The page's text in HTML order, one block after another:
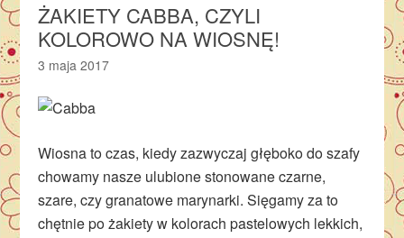
ŻAKIETY CABBA, CZYLI
KOLOROWO NA WIOSNĘ!
3 maja 2017
Wiosna to czas, kiedy zazwyczaj głęboko do szafy
chowamy nasze ulubione stonowane czarne,
szare, czy granatowe marynarki. Sięgamy za to
chętnie po żakiety w kolorach pastelowych lekkich,